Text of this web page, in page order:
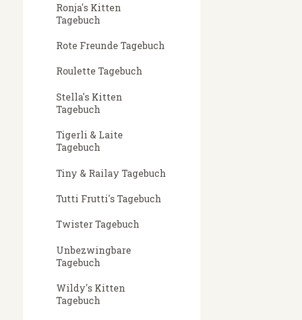
Ronja's Kitten
Tagebuch
Rote Freunde Tagebuch
Roulette Tagebuch
Stella's Kitten
Tagebuch
Tigerli & Laite
Tagebuch
Tiny & Railay Tagebuch
Tutti Frutti's Tagebuch
Twister Tagebuch
Unbezwingbare
Tagebuch
Wildy's Kitten
Tagebuch